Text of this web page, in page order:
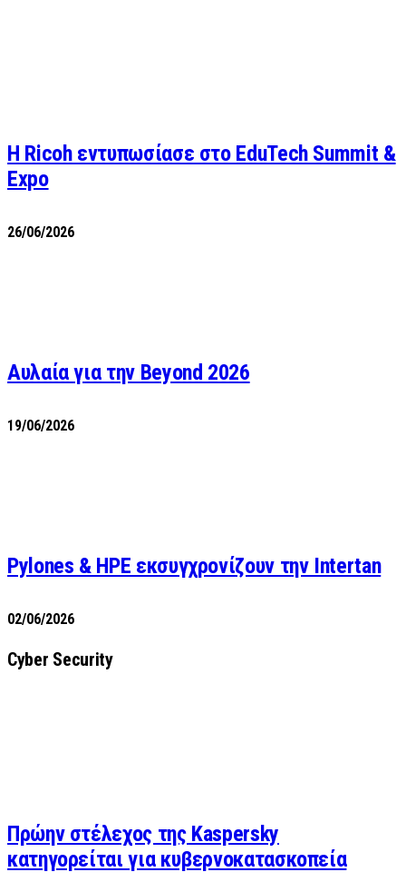
Η Ricoh εντυπωσίασε στο EduTech Summit &
Expo
26/06/2026
Αυλαία για την Beyond 2026
19/06/2026
Pylones & HPE εκσυγχρονίζουν την Intertan
02/06/2026
Cyber Security
Πρώην στέλεχος της Kaspersky
κατηγορείται για κυβερνοκατασκοπεία